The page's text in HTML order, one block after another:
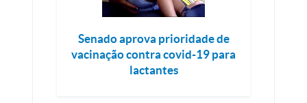
Senado aprova prioridade de
vacinação contra covid-19 para
lactantes